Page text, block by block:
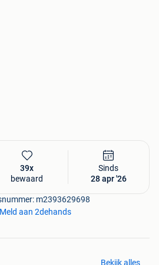
39x
bewaard
Sinds
28 apr '26
m2393629698
Meld aan 2dehands
Bekijk alles